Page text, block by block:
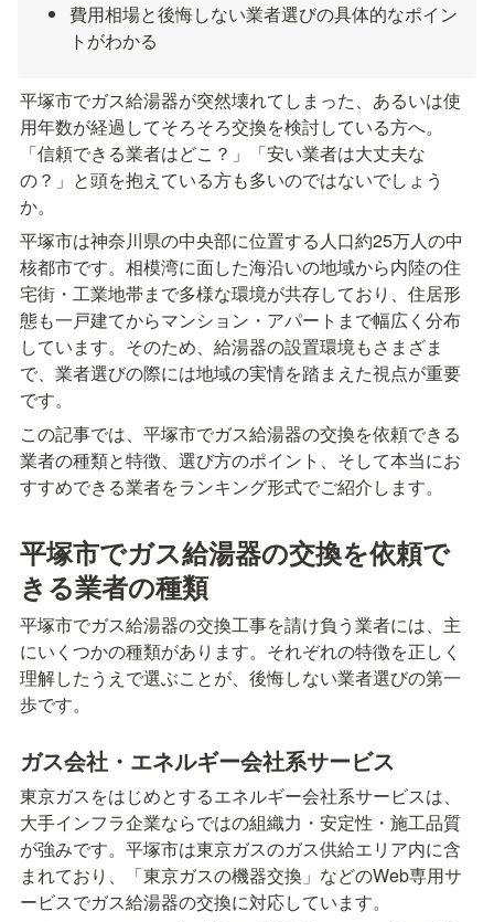
費用相場と後悔しない業者選びの具体的なポイン
トがわかる
平塚市でガス給湯器が突然壊れてしまった、あるいは使
用年数が経過してそろそろ交換を検討している方へ。
「信頼できる業者はどこ？」「安い業者は大丈夫な
の？」と頭を抱えている方も多いのではないでしょう
か。
平塚市は神奈川県の中央部に位置する人口約25万人の中
核都市です。相模湾に面した海沿いの地域から内陸の住
宅街・工業地帯まで多様な環境が共存しており、住居形
態も一戸建てからマンション・アパートまで幅広く分布
しています。そのため、給湯器の設置環境もさまざま
で、業者選びの際には地域の実情を踏まえた視点が重要
です。
この記事では、平塚市でガス給湯器の交換を依頼できる
業者の種類と特徴、選び方のポイント、そして本当にお
すすめできる業者をランキング形式でご紹介します。
平塚市でガス給湯器の交換を依頼で
きる業者の種類
平塚市でガス給湯器の交換工事を請け負う業者には、主
にいくつかの種類があります。それぞれの特徴を正しく
理解したうえで選ぶことが、後悔しない業者選びの第一
歩です。
ガス会社・エネルギー会社系サービス
東京ガスをはじめとするエネルギー会社系サービスは、
大手インフラ企業ならではの組織力・安定性・施工品質
が強みです。平塚市は東京ガスのガス供給エリア内に含
まれており、「東京ガスの機器交換」などのWeb専用サ
ービスでガス給湯器の交換に対応しています。